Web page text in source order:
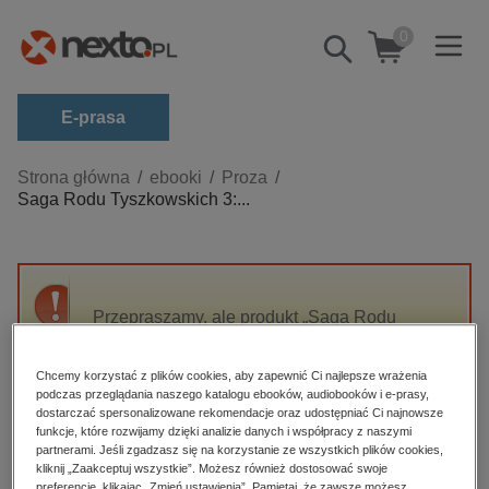
Pokaż/schowaj
wyszukiwarkę
0
E-prasa
Kategorie
Zobacz wszystkie E-prasa
budownictwo, aranżacja wnętrz
darmowe wydania
edukacja
hobby, sport, rozrywka
komputery, internet, technologie, informatyka
Strona główna ebooki
Proza
Saga Rodu Tyszkowskich 3:...
Przepraszamy, ale produkt „Saga Rodu
dostępny.
High-contrast mode
Chcemy korzystać z plików cookies, aby zapewnić Ci najlepsze wrażenia
podczas przeglądania naszego katalogu ebooków, audiobooków i e-prasy,
dostarczać spersonalizowane rekomendacje oraz udostępniać Ci najnowsze
funkcje, które rozwijamy dzięki analizie danych i współpracy z naszymi
partnerami. Jeśli zgadzasz się na korzystanie ze wszystkich plików cookies,
kliknij „Zaakceptuj wszystkie”. Możesz również dostosować swoje